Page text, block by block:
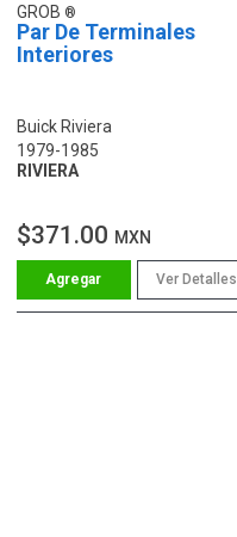
GROB
Par De Terminales
Interiores
Buick Riviera
1979-1985
RIVIERA
$371.00 MXN
Ver Detalles